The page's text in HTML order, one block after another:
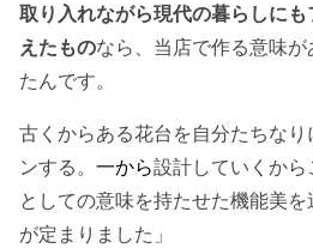
取り入れながら現代の暮らしに
えたものなら、当店で作る意味
たんです。
古くからある花台を自分たちな
ンする。 一から設計していくか
としての意味を持たせた機能美
が定まりました」